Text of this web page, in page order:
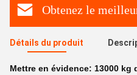
Obtenez le
Détails du produit
Mettre en évidence: 13000 kg